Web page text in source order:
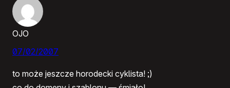
OJO
07/02/2007
to może jeszcze horodecki cyklista! ;)